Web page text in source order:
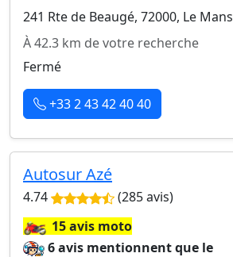
241 Rte de Beaugé, 72000, Le Mans
À 42.3 km de votre recherche
Fermé
+33 2 43 42 40 40
Autosur Azé
4.74 (285 avis)
🏍️15 avis moto
6 avis mentionnent que le